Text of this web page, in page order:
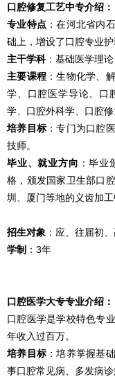
口腔修复工艺中专介绍：
专业特点 ：在河北省内
础上，增设了口腔专业护
主干学科：基础医学理论
主要课程 ：生物化学、
学、口腔医学导论、口
学、口腔外科学、口腔修
培养目标 ：专门为口腔
技师。
毕业、就业方向 ：毕
格，颁发国家卫生部口
圳、厦门等地的义齿加工
招生对象 ：应、往届初
学制 ：3年
口腔医学大专专业介绍：
口腔医学是学校特色专
年收入过百万。
培养目标 ：培养掌握基
事口腔常见病、多发病